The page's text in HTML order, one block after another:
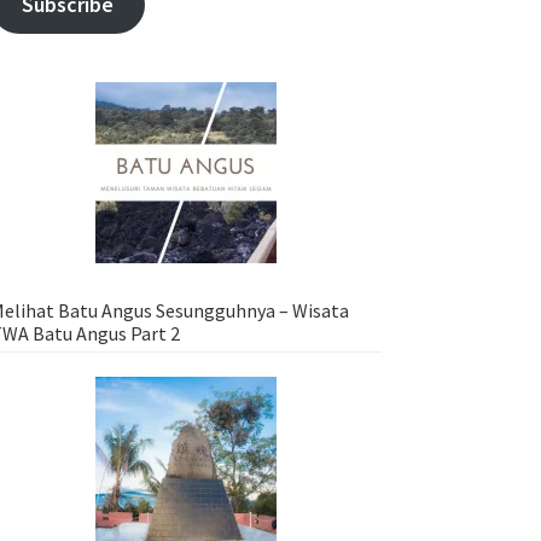
Batu Angus Sesungguhnya – Wisata
Batu Angus Part 2